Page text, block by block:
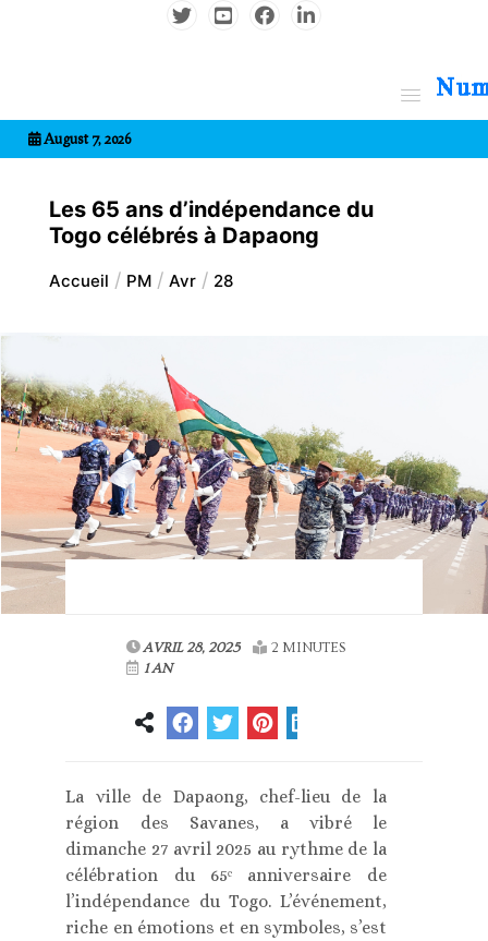
August 7, 2026
Les 65 ans d’indépendance du
Togo célébrés à Dapaong
Accueil PM Avr 28
AVRIL 28, 2025
2 MINUTES
1 AN
La ville de Dapaong, chef-lieu de la
région des Savanes, a vibré le
dimanche 27 avril 2025 au rythme de la
célébration du 65ᵉ anniversaire de
l’indépendance du Togo. L’événement,
riche en émotions et en symboles, s’est